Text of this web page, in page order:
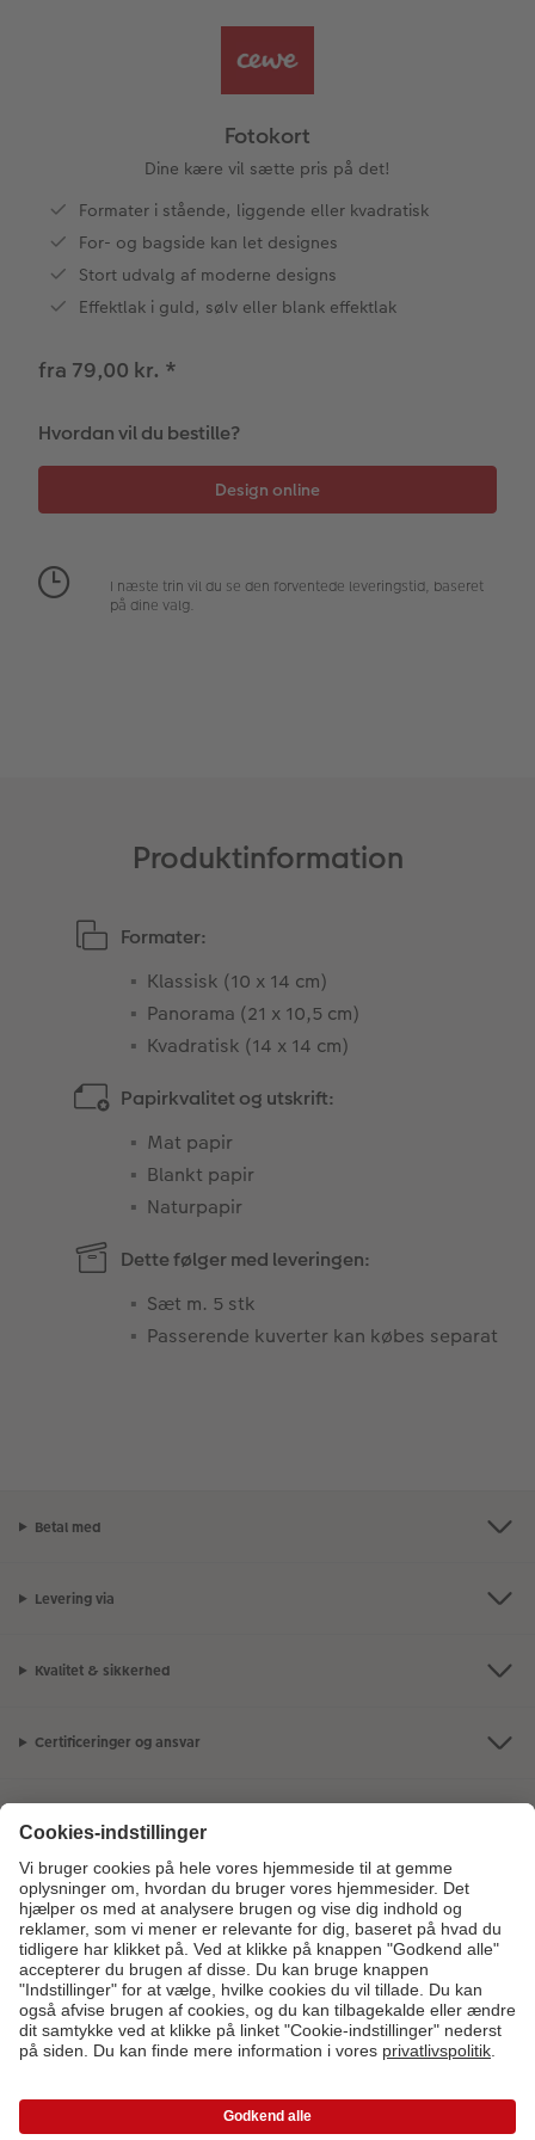
Panoramaside
Tilbehør
Forstørrelse på fotopapir
Fotoklistermærker
Billede på aluminiumsplade
Billede på akrylglas
Billede på træ
Fotoplakat med kort
Flerdelt vægbillede
Fotomagneter
Art prints
Fyld-selv gaveæske
Design selv
Foldekort
Postkort
Kort med fotoindstik
Digitalt festkort
Valgmuligheder
Tilbehør
Fotokort
Dine kære vil sætte pris på det!
Formater i stående, liggende eller kvadratisk
For- og bagside kan let designes
Stort udvalg af moderne designs
Effektlak i guld, sølv eller blank effektlak
fra 79,00 kr. *
Hvordan vil du bestille?
I næste trin vil du se den forventede leveringstid, baseret
på dine valg.
Produktinformation
Formater:
Klassisk (10 x 14 cm)
Panorama (21 x 10,5 cm)
Kvadratisk (14 x 14 cm)
Papirkvalitet og utskrift:
Mat papir
Blankt papir
Naturpapir
Dette følger med leveringen:
Sæt m. 5 stk
Passerende kuverter kan købes separat
Betal med
Levering via
Kvalitet & sikkerhed
Certificeringer og ansvar
Om os
Fotoprodukter
Andre produkter
Kontakt kundeservice:7879 7801- Man-fre: 09:00-20:00 | Søn: 14:00-
20:00 (undtagen helligdage)